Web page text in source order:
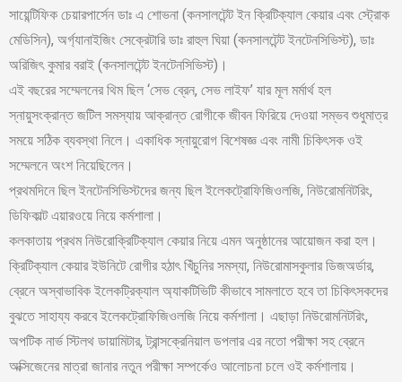
সায়েন্টিফিক চেয়ারপার্সেন ডাঃ এ শোভনা (কনসালটেন্ট ইন ক্রিটিক্যাল কেয়ার এবং স্ট্রোক
মেডিসিন), অর্গ্যানাইজিং সেক্রেটারি ডাঃ রাহুল ঘিয়া (কনসালটেন্ট ইনটেনসিভিস্ট), ডাঃ
অরিজিৎ কুমার বরাই (কনসালটেন্ট ইনটেনসিভিস্ট)।
এই বছরের সম্মেলনের থিম ছিল ‘সেভ ব্রেন, সেভ লাইফ’ যার মূল মর্মার্থ হল
স্নায়ুসংক্রান্ত জটিল সমস্যায় আক্রান্ত রোগীকে জীবন ফিরিয়ে দেওয়া সম্ভব শুধুমাত্র
সময়ে সঠিক ব্যবস্থা নিলে। একাধিক স্নায়ুরোগ বিশেষজ্ঞ এবং নামী চিকিৎসক ওই
সম্মেলনে অংশ নিয়েছিলেন।
প্রথমদিনে ছিল ইনটেনসিভিস্টদের জন্য ছিল ইলেকট্রোফিজিওলজি, নিউরোমনিটরিং,
ডিফিকাল্ট এয়ারওয়ে নিয়ে কর্মশালা।
কলকাতায় প্রথম নিউরোক্রিটিক্যাল কেয়ার নিয়ে এমন অনুষ্ঠানের আয়োজন করা হল।
ক্রিটিক্যাল কেয়ার ইউনিটে রোগীর হঠাৎ খিঁচুনির সমস্যা, নিউরোমাসকুলার ডিজঅর্ডার,
ব্রেনে অস্বাভাবিক ইলেকট্রিক্যাল অ্যাকটিভিটি কীভাবে সামলাতে হবে তা চিকিৎসকদের
বুঝতে সাহায্য করবে ইলেকট্রোফিজিওলজি নিয়ে কর্মশালা। এছাড়া নিউরোমনিটরিং,
অপটিক নার্ভ স্টিলথ ডায়ামিটার, ট্রান্সক্রেনিয়াল ডপলার এর নতো পরীক্ষা সহ ব্রেনে
অক্সিজেনের মাত্রা জানার নতুন পরীক্ষা সম্পর্কেও আলোচনা চলে ওই কর্মশালায়।